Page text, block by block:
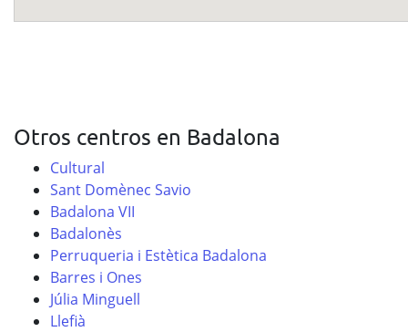
Otros centros en Badalona
Cultural
Sant Domènec Savio
Badalona VII
Badalonès
Perruqueria i Estètica Badalona
Barres i Ones
Júlia Minguell
Llefià